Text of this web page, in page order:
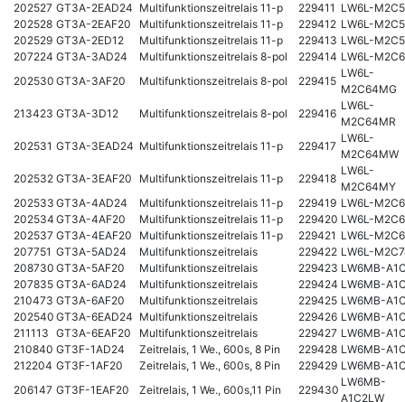
202527 GT3A-2EAD24 Multifunktionszeitrelais 11-p 229411 LW6L-
202528 GT3A-2EAF20 Multifunktionszeitrelais 11-p 229412 LW6L-
202529 GT3A-2ED12 Multifunktionszeitrelais 11-p 229413 LW6L-
207224 GT3A-3AD24 Multifunktionszeitrelais 8-pol 229414 LW6L-
202530 GT3A-3AF20 Multifunktionszeitrelais 8-pol 229415
LW6L-
M2C64MG
213423 GT3A-3D12 Multifunktionszeitrelais 8-pol 229416
LW6L-
M2C64MR
202531 GT3A-3EAD24 Multifunktionszeitrelais 11-p 229417
LW6L-
M2C64MW
202532 GT3A-3EAF20 Multifunktionszeitrelais 11-p 229418
LW6L-
M2C64MY
202533 GT3A-4AD24 Multifunktionszeitrelais 11-p 229419 LW6L-
202534 GT3A-4AF20 Multifunktionszeitrelais 11-p 229420 LW6L-
202537 GT3A-4EAF20 Multifunktionszeitrelais 11-p 229421 LW6L-
207751 GT3A-5AD24 Multifunktionszeitrelais 229422 LW6L-
208730 GT3A-5AF20 Multifunktionszeitrelais 229423 LW6MB-
207835 GT3A-6AD24 Multifunktionszeitrelais 229424 LW6MB-
210473 GT3A-6AF20 Multifunktionszeitrelais 229425 LW6MB-
202540 GT3A-6EAD24 Multifunktionszeitrelais 229426 LW6MB-
211113 GT3A-6EAF20 Multifunktionszeitrelais 229427 LW6MB-
210840 GT3F-1AD24 Zeitrelais, 1 We., 600s, 8 Pin 229428 LW6MB-
212204 GT3F-1AF20 Zeitrelais, 1 We., 600s, 8 Pin 229429 LW6MB-
206147 GT3F-1EAF20 Zeitrelais, 1 We., 600s,11 Pin 229430
LW6MB-
A1C2LW